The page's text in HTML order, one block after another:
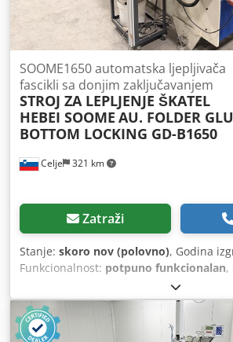
Celje 321 km
SOOME1650 automatska ljepljivača
fascikli sa donjim zaključavanjem
STROJ ZA LEPLJENJE ŠKATEL
HEBEI SOOME AU. FOLDER
BOTTOM LOCKING GD-B1650
Zatraži
Stanje: skoro nov (polovno), Godina
Funkcionalnost: potpuno funkcionalan,
, vrsta ulazne struje:
3.500 mm, ukupna dužina:14.000 mm,
V, snaga servo motora: 15.500 W ,
dužina rezanja (maks.):
1.650 mm,